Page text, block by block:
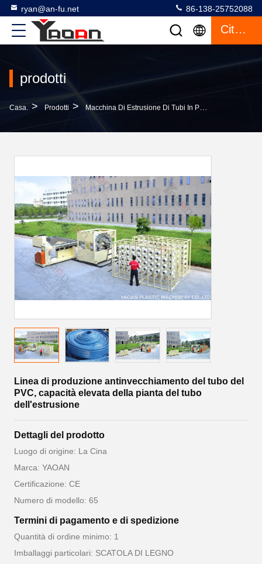
ryan@an-fu.net 86-138-25752088
Citazione
prodotti
Casa. > Prodotti > Macchina Di Estrusione Di Tubi In Plastica
Linea di produzione antinvecchiamento del tubo del
PVC, capacità elevata della pianta del tubo
dell'estrusione
Dettagli del prodotto
Luogo di origine: La Cina
Marca: YAOAN
Certificazione: CE
Numero di modello: 65
Termini di pagamento e di spedizione
Quantità di ordine minimo: 1
Imballaggi particolari: SCATOLA DI LEGNO